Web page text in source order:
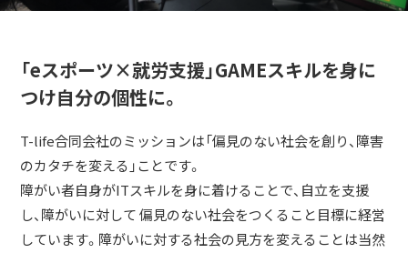
「eスポーツ×就労支援」GAMEスキルを身に
つけ自分の個性に。
T-life合同会社のミッションは「偏見のない社会を創り、障害
のカタチを変える」ことです。
障がい者自身がITスキルを身に着けることで、自立を支援
し、障がいに対して 偏見のない社会をつくること目標に経営
しています。障がいに対する社会の見方を変えることは当然